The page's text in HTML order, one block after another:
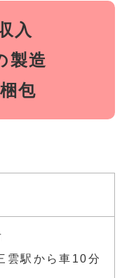
入
製造
包
雲駅から車10分